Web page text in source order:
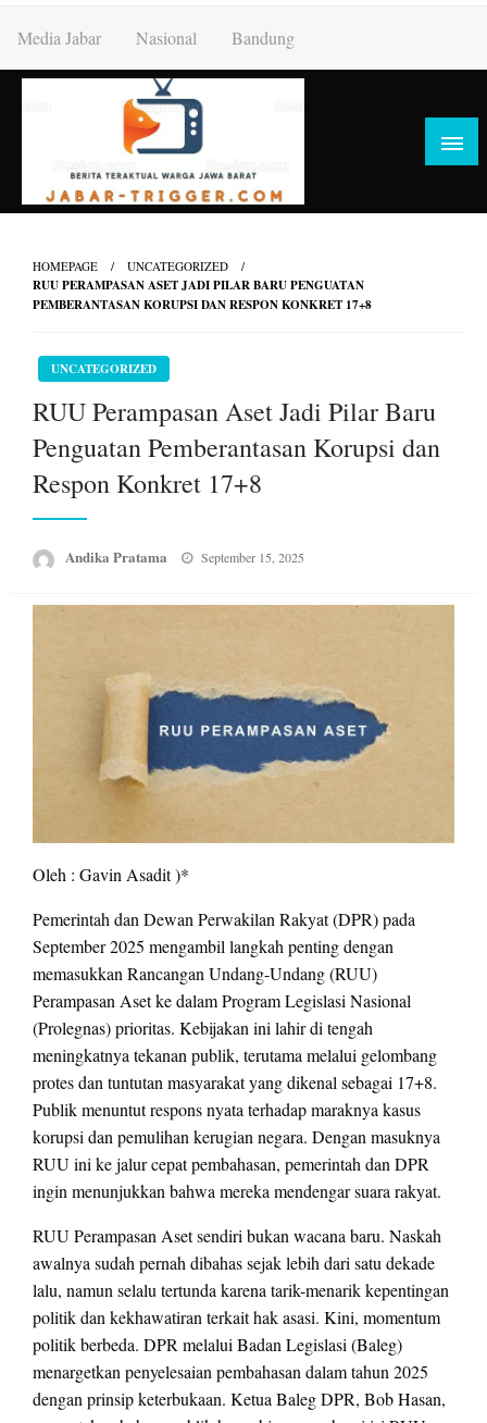
content
Media Jabar Nasional Bandung
HOMEPAGE UNCATEGORIZED
RUU PERAMPASAN ASET JADI PILAR BARU PENGUATAN
PEMBERANTASAN KORUPSI DAN RESPON KONKRET 17+8
UNCATEGORIZED
RUU Perampasan Aset Jadi Pilar Baru
Penguatan Pemberantasan Korupsi dan
Respon Konkret 17+8
Andika Pratama
Posted
September 15, 2025
Oleh : Gavin Asadit )*
Pemerintah dan Dewan Perwakilan Rakyat (DPR) pada
September 2025 mengambil langkah penting dengan
memasukkan Rancangan Undang-Undang (RUU)
Perampasan Aset ke dalam Program Legislasi Nasional
(Prolegnas) prioritas. Kebijakan ini lahir di tengah
meningkatnya tekanan publik, terutama melalui gelombang
protes dan tuntutan masyarakat yang dikenal sebagai 17+8.
Publik menuntut respons nyata terhadap maraknya kasus
korupsi dan pemulihan kerugian negara. Dengan masuknya
RUU ini ke jalur cepat pembahasan, pemerintah dan DPR
ingin menunjukkan bahwa mereka mendengar suara rakyat.
RUU Perampasan Aset sendiri bukan wacana baru. Naskah
awalnya sudah pernah dibahas sejak lebih dari satu dekade
lalu, namun selalu tertunda karena tarik-menarik kepentingan
politik dan kekhawatiran terkait hak asasi. Kini, momentum
politik berbeda. DPR melalui Badan Legislasi (Baleg)
menargetkan penyelesaian pembahasan dalam tahun 2025
dengan prinsip keterbukaan. Ketua Baleg DPR, Bob Hasan,